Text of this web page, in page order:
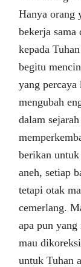
Hanya orang
bekerja sama
kepada
begitu
yang percaya
mengubah
dalam
berikan
aneh, setiap
tetapi otak
cemerlang.
apa pun
mau
untuk Tuhan